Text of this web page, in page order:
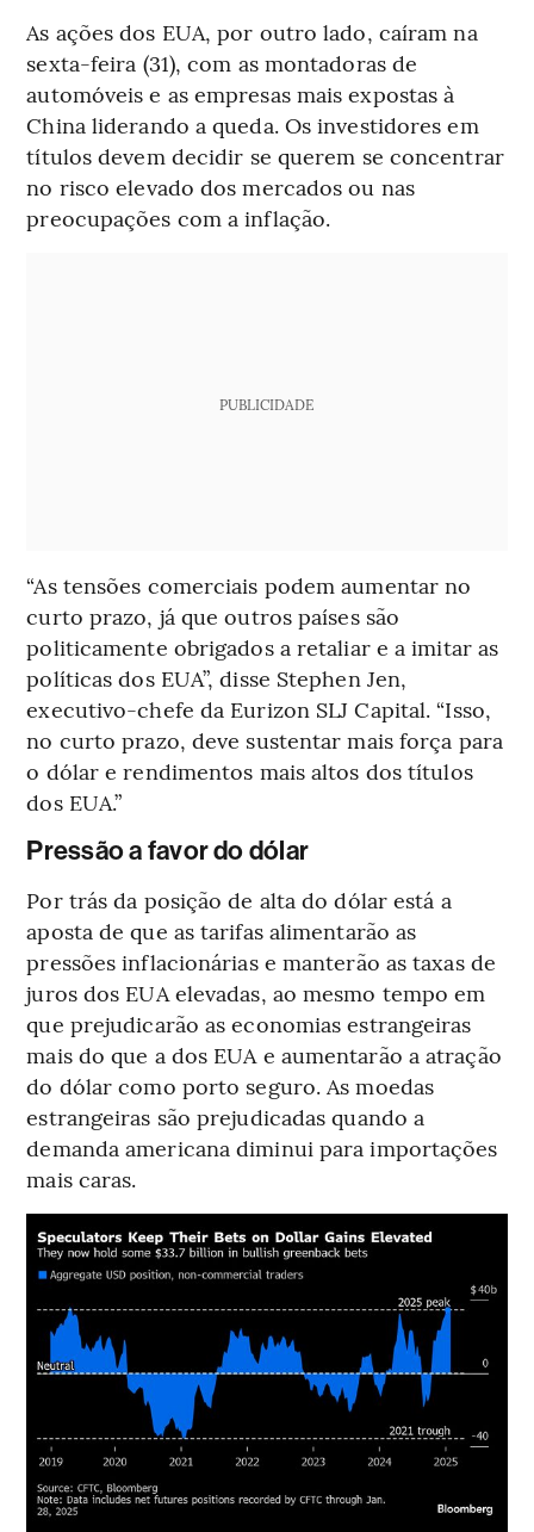
As ações dos EUA, por outro lado, caíram na
sexta-feira (31), com as montadoras de
automóveis e as empresas mais expostas à
China liderando a queda. Os investidores em
títulos devem decidir se querem se concentrar
no risco elevado dos mercados ou nas
preocupações com a inflação.
PUBLICIDADE
“As tensões comerciais podem aumentar no
curto prazo, já que outros países são
politicamente obrigados a retaliar e a imitar as
políticas dos EUA”, disse Stephen Jen,
executivo-chefe da Eurizon SLJ Capital. “Isso,
no curto prazo, deve sustentar mais força para
o dólar e rendimentos mais altos dos títulos
dos EUA.”
Pressão a favor do dólar
Por trás da posição de alta do dólar está a
aposta de que as tarifas alimentarão as
pressões inflacionárias e manterão as taxas de
juros dos EUA elevadas, ao mesmo tempo em
que prejudicarão as economias estrangeiras
mais do que a dos EUA e aumentarão a atração
do dólar como porto seguro. As moedas
estrangeiras são prejudicadas quando a
demanda americana diminui para importações
mais caras.